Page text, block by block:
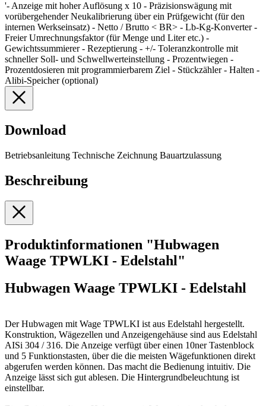
'- Anzeige mit hoher Auflösung x 10 - Präzisionswägung mit
vorübergehender Neukalibrierung über ein Prüfgewicht (für den
internen Werkseinsatz) - Netto / Brutto < BR> - Lb-Kg-Konverter -
Freier Umrechnungsfaktor (für Menge und Liter etc.) -
Gewichtssummierer - Rezeptierung - +/- Toleranzkontrolle mit
schneller Soll- und Schwellwerteinstellung - Prozentwiegen -
Prozentdosieren mit programmierbarem Ziel - Stückzähler - Halten -
Alibi-Speicher (optional)
Download
Betriebsanleitung Technische Zeichnung Bauartzulassung
Beschreibung
Produktinformationen "Hubwagen
Waage TPWLKI - Edelstahl"
Hubwagen Waage TPWLKI - Edelstahl
Der Hubwagen mit Wage TPWLKI ist aus Edelstahl hergestellt.
Konstruktion, Wägezellen und Anzeigengehäuse sind aus Edelstahl
AISi 304 / 316. Die Anzeige verfügt über einen 10ner Tastenblock
und 5 Funktionstasten, über die die meisten Wägefunktionen direkt
abgerufen werden können. Das macht die Bedienung intuitiv. Die
Anzeige lässt sich gut ablesen. Die Hintergrundbeleuchtung ist
einstellbar.